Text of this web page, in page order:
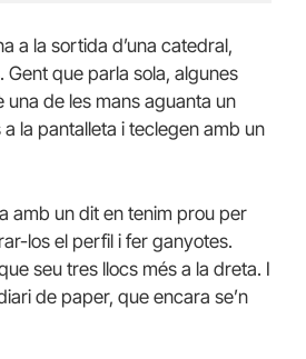
a la sortida d’una catedral,
que parla sola, algunes
una de les mans aguanta un
la pantalleta i teclegen amb un
amb un dit en tenim prou per
los el perfil i fer ganyotes.
seu tres llocs més a la dreta. I
de paper, que encara se’n